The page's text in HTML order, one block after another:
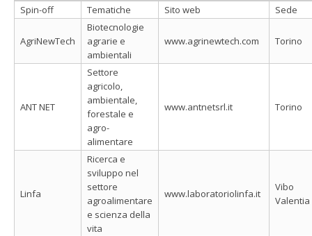
Spin-off
Tematiche Sito web Sede
AgriNewTech
Biotecnologie
agrarie e
ambientali
www.agrinewtech.com Torino
ANT NET
Settore
agricolo,
ambientale,
forestale e
agro-
alimentare
www.antnetsrl.it Torino
Linfa
Ricerca e
sviluppo nel
settore
agroalimentare
e scienza della
vita
www.laboratoriolinfa.it
Vibo
Valentia